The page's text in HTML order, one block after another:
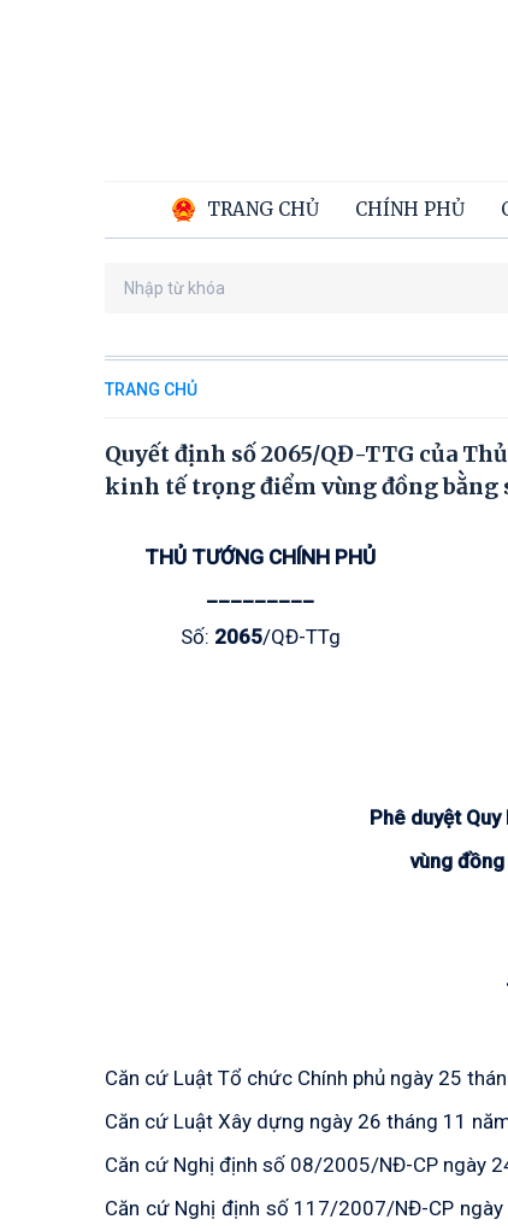
TRANG CHỦ CHÍNH PHỦ
TRANG CHỦ
Quyết định số 2065/QĐ-TTG của
kinh tế trọng điểm vùng đồng bằng
THỦ TƯỚNG CHÍNH PHỦ
_________
Số: 2065/QĐ-TTg
Phê duyệt
vùng
Căn cứ Luật Tổ chức Chính phủ ngày 25
Căn cứ Luật Xây dựng ngày 26 tháng 11
Căn cứ Nghị định số 08/2005/NĐ-CP ngày
Căn cứ Nghị định số 117/2007/NĐ-CP